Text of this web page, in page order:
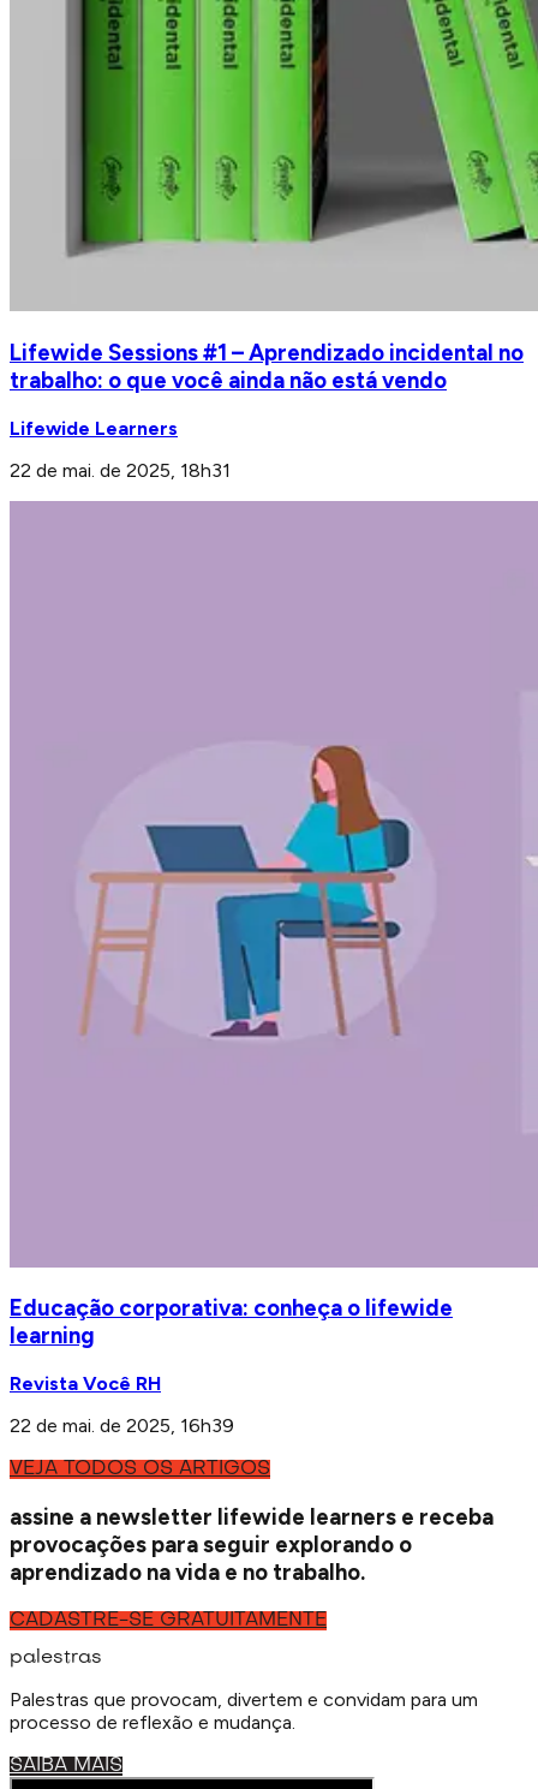
Lifewide Sessions #1 – Aprendizado incidental no
trabalho: o que você ainda não está vendo
Lifewide Learners
22 de mai. de 2025, 18h31
Educação corporativa: conheça o lifewide
learning
Revista Você RH
22 de mai. de 2025, 16h39
VEJA TODOS OS ARTIGOS
assine a newsletter lifewide learners e receba
provocações para seguir explorando o
aprendizado na vida e no trabalho.
CADASTRE-SE GRATUITAMENTE
palestras
Palestras que provocam, divertem e convidam para um
processo de reflexão e mudança.
SAIBA MAIS